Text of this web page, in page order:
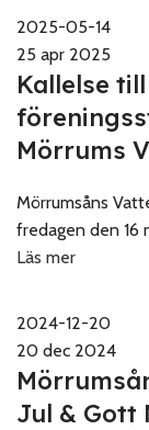
2025-05-14
25 apr 2025
Kallelse
Mörrums
Mörrumsåns
fredagen den 16
Läs mer
2024-12-20
20 dec 2024
Jul & Gott